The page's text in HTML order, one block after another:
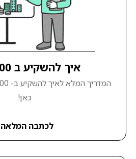
איך להשקיע ב S&P 500
כאן!
לכתבה המלאה